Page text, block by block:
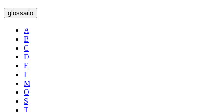
glossario
A
B
C
D
E
I
M
O
S
T